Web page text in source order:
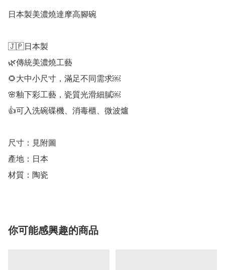
日本製美濃燒達摩高腳碗
🇯🇵日本製
🌿傳統美濃燒工藝
🌻大中小尺寸，滿足不同需求￼
🌸釉下彩工藝，瓷質光滑細膩￼
👍可入洗碗碟機、消毒櫃、微波爐
尺寸：見附圖
產地：日本
材質：陶瓷
你可能感興趣的商品